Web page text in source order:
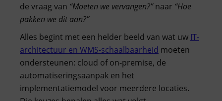
de vraag van “Moeten we vervangen?”naar “Hoe
pakken we dit aan?”
Alles begint met een helder beeld van wat uw IT-
architectuur en WMS-schaalbaarheid moeten
ondersteunen: cloud of on-premise, de
automatiseringsaanpak en het
implementatiemodel voor meerdere locaties.